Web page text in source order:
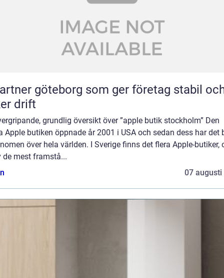
göteborg som ger företag stabil
drift
grundlig översikt över ”apple butik stockholm” Den
Apple butiken öppnade år 2001 i USA och sedan dess har det
över hela världen. I Sverige finns det flera Apple-butiker,
de mest framstå...
07 augusti